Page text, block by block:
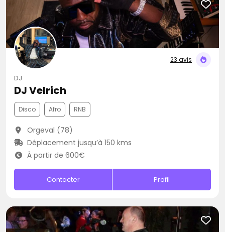
23 avis
DJ
DJ Velrich
Disco Afro RNB
Orgeval (78)
Déplacement jusqu’à 150 kms
À partir de 600€
Contacter Profil